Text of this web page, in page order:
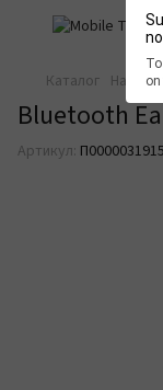
Каталог
Bluetooth
Артикул: П0000031915